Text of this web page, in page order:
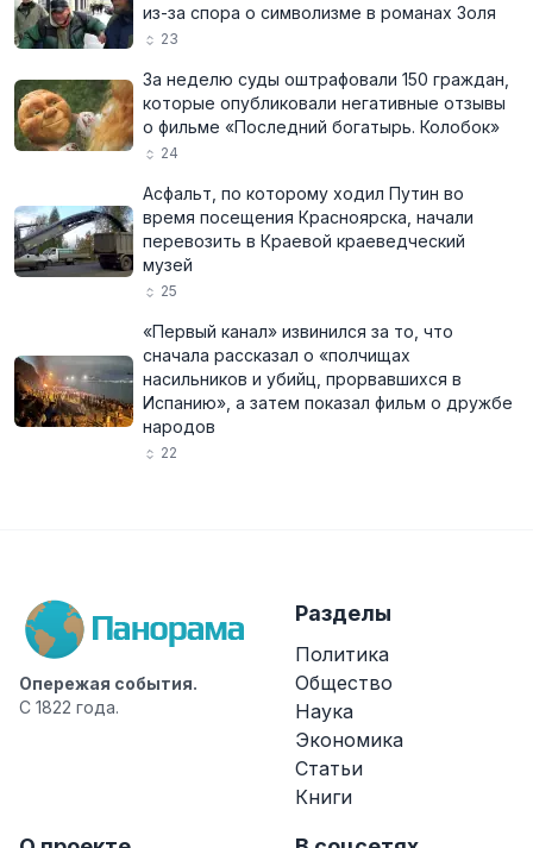
из-за спора о символизме в романах Золя
23
За неделю суды оштрафовали 150 граждан,
которые опубликовали негативные отзывы
о фильме «Последний богатырь. Колобок»
24
Асфальт, по которому ходил Путин во
время посещения Красноярска, начали
перевозить в Краевой краеведческий
музей
25
«Первый канал» извинился за то, что
сначала рассказал о «полчищах
насильников и убийц, прорвавшихся в
Испанию», а затем показал фильм о дружбе
народов
22
Опережая события.
С 1822 года.
Разделы
Политика
Общество
Наука
Экономика
Статьи
Книги